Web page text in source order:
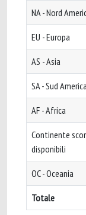
NA - Nord
EU - Europa
AS - Asia
SA - Sud America
AF - Africa
Continente
disponibili
OC - Oceania
Totale